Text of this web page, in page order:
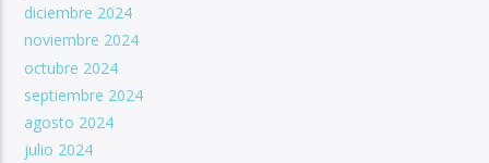
diciembre 2024
noviembre 2024
octubre 2024
septiembre 2024
agosto 2024
julio 2024